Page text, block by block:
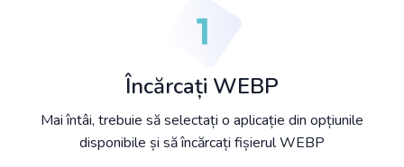
Încărcați WEBP
Mai întâi, trebuie să selectați o aplicație din opțiunile
disponibile și să încărcați fișierul WEBP